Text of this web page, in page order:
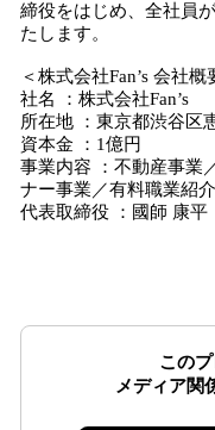
締役をはじめ、全社員
たします。
＜株式会社Fan’s 会社概
社名 ：株式会社Fan’s
所在地 ：東京都渋谷区
資本金 ：1億円
事業内容 ：不動産事業
ナー事業／有料職業紹
代表取締役 ：國師 康平
この
メディア関